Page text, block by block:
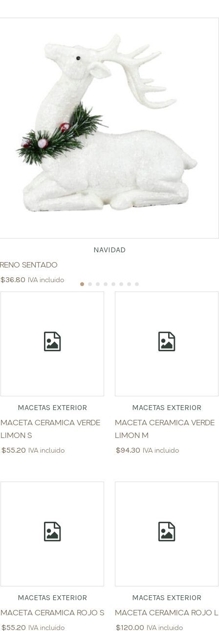
NAVIDAD
RENO SENTADO
$36.80 IVA incluido
MACETAS EXTERIOR
MACETA CERAMICA VERDE
LIMON S
$55.20 IVA incluido
MACETAS EXTERIOR
MACETA CERAMICA VERDE
LIMON M
$94.30 IVA incluido
MACETAS EXTERIOR
MACETA CERAMICA ROJO S
$55.20 IVA incluido
MACETAS EXTERIOR
MACETA CERAMICA ROJO L
$120.00 IVA incluido